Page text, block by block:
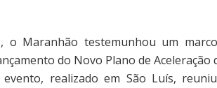
o Maranhão testemunhou um
do Novo Plano de Aceleração
realizado em São Luís,